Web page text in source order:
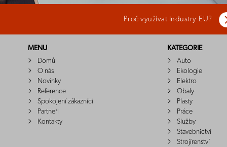
Proč využívat Industry-EU?
MENU
Domů
O nás
Novinky
Reference
Spokojení zákazníci
Partneři
Kontakty
KATEGORIE
Auto
Ekologie
Elektro
Obaly
Plasty
Práce
Služby
Stavebnictví
Strojírenství